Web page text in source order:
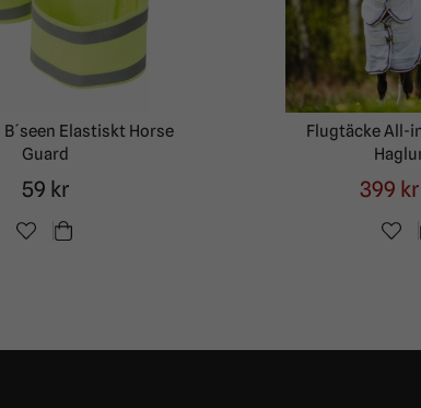
B´seen Elastiskt Horse
Guard
59 kr
Flugtäcke All-
399 kr